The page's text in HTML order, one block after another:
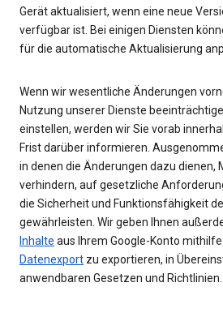
Gerät aktualisiert, wenn eine neue
verfügbar ist. Bei einigen Diensten
für die automatische Aktualisierung
Wenn wir wesentliche Änderungen
Nutzung unserer Dienste
einstellen, werden wir Sie vorab
Frist darüber informieren.
in denen die Änderungen dazu dienen,
verhindern, auf gesetzliche
die Sicherheit und Funktionsfähigkeit
gewährleisten. Wir geben Ihnen
Inhalte aus Ihrem Google-Konto
Datenexport zu exportieren, in
anwendbaren Gesetzen und Richtlinien.